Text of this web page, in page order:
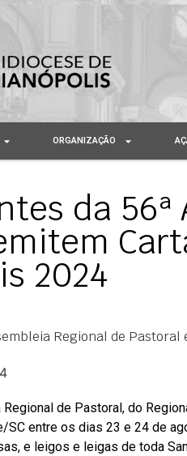
ORGANIZAÇÃO
da 56ª
2024
Regional de
de Pastoral, do
SC entre os dias 23 e 24 de
e leigos e leigas de toda